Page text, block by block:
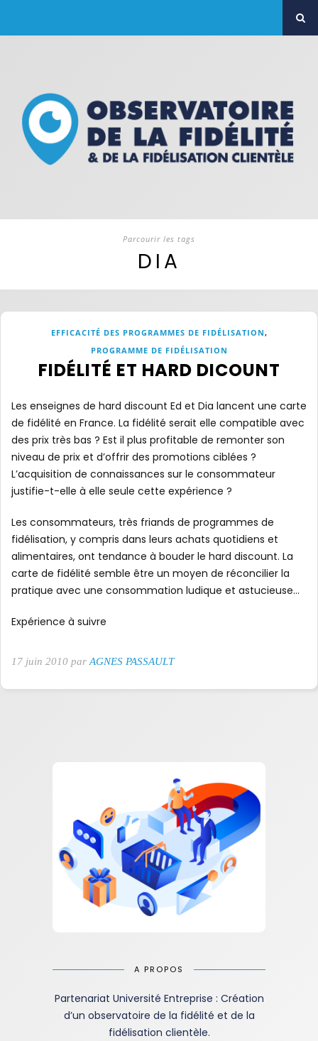
Parcourir les tags
DIA
EFFICACITÉ DES PROGRAMMES DE FIDÉLISATION ,
PROGRAMME DE FIDÉLISATION
FIDÉLITÉ ET HARD DICOUNT
Les enseignes de hard discount Ed et Dia lancent une carte
de fidélité en France. La fidélité serait elle compatible avec
des prix très bas ? Est il plus profitable de remonter son
niveau de prix et d’offrir des promotions ciblées ?
L’acquisition de connaissances sur le consommateur
justifie-t-elle à elle seule cette expérience ?
Les consommateurs, très friands de programmes de
fidélisation, y compris dans leurs achats quotidiens et
alimentaires, ont tendance à bouder le hard discount. La
carte de fidélité semble être un moyen de réconcilier la
pratique avec une consommation ludique et astucieuse…
Expérience à suivre
17 juin 2010 par AGNES PASSAULT
A PROPOS
Partenariat Université Entreprise : Création
d’un observatoire de la fidélité et de la
fidélisation clientèle.